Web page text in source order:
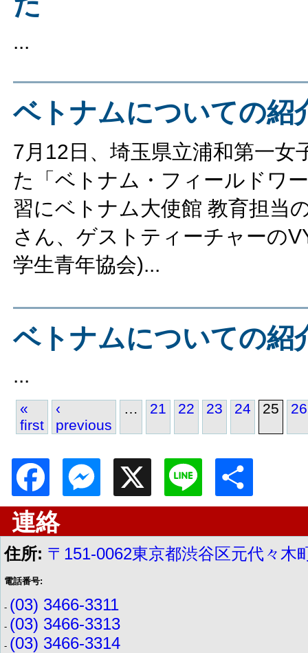
...
ベトナムについての紹
7月12日、埼玉県立浦和第一女
た「ベトナム・フィールドワ
習にベトナム大使館 教育担当
さん、ゲストティーチャーの
学生青年協会)...
ベトナムについての紹
...
Pages
«
first
‹
previous
… 21 22 23 24 25 26
FacebookMessenger
X Line
連絡
住所: 〒151-0062東京都渋谷区元代々木
電話番号:
- (03) 3466-3311
- (03) 3466-3313
- (03) 3466-3314